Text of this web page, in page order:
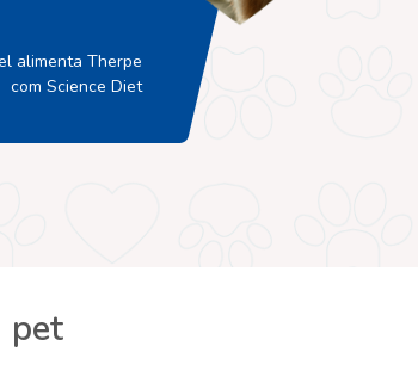
alimenta Therpe
com Science Diet
pet